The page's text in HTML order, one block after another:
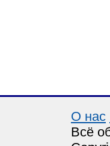
О нас
Всё